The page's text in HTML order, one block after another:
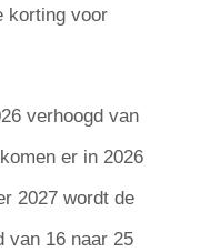
korting voor
verhoogd van
er in 2026
2027 wordt de
van 16 naar 25